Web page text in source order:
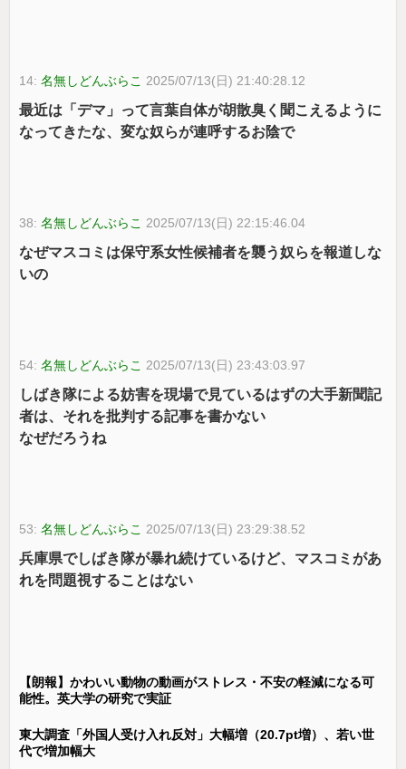
14:名無しどんぶらこ 2025/07/13(日) 21:40:28.12
最近は「デマ」って言葉自体が胡散臭く聞こえるように
なってきたな、変な奴らが連呼するお陰で
38:名無しどんぶらこ 2025/07/13(日) 22:15:46.04
なぜマスコミは保守系女性候補者を襲う奴らを報道しな
いの
54:名無しどんぶらこ 2025/07/13(日) 23:43:03.97
しばき隊による妨害を現場で見ているはずの大手新聞記
者は、それを批判する記事を書かない
なぜだろうね
53:名無しどんぶらこ 2025/07/13(日) 23:29:38.52
兵庫県でしばき隊が暴れ続けているけど、マスコミがあ
れを問題視することはない
【朗報】かわいい動物の動画がストレス・不安の軽減になる可
能性。英大学の研究で実証
東大調査「外国人受け入れ反対」大幅増（20.7pt増）、若い世
代で増加幅大